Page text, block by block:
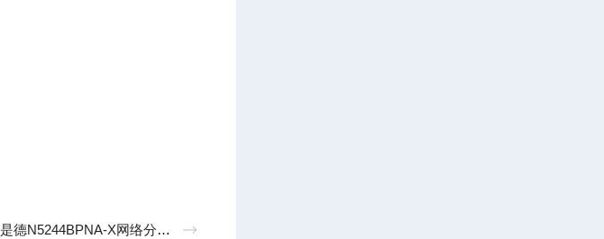
是德N5244BPNA-X网络分析仪900Hz至43.5G租赁